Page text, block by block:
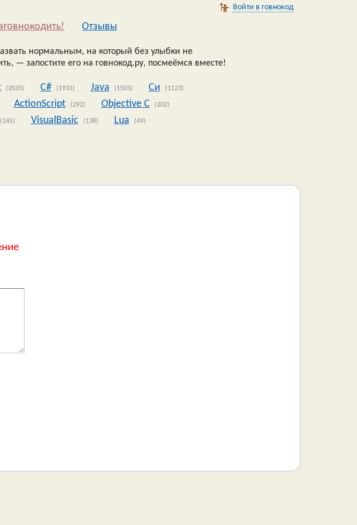
Войти в говнокод
Oтзывы
нормальным, на который без улыбки не
— запостите его на говнокод.ру, посмеёмся вместе!
(2035) C# (1931) Java (1503) Си (1123)
ActionScript (292) Objective C (202)
(145) VisualBasic (138) Lua (49)